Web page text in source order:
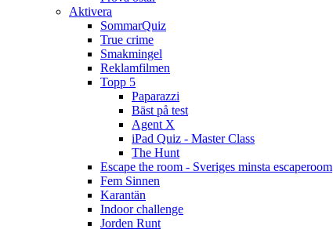
Aktivera
SommarQuiz
True crime
Smakmingel
Reklamfilmen
Topp 5
Paparazzi
Bäst på test
Agent X
iPad Quiz - Master Class
The Hunt
Escape the room - Sveriges minsta escaperoom
Fem Sinnen
Karantän
Indoor challenge
Jorden Runt